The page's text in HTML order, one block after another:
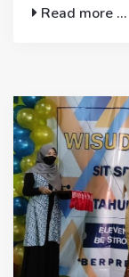
Read more ...